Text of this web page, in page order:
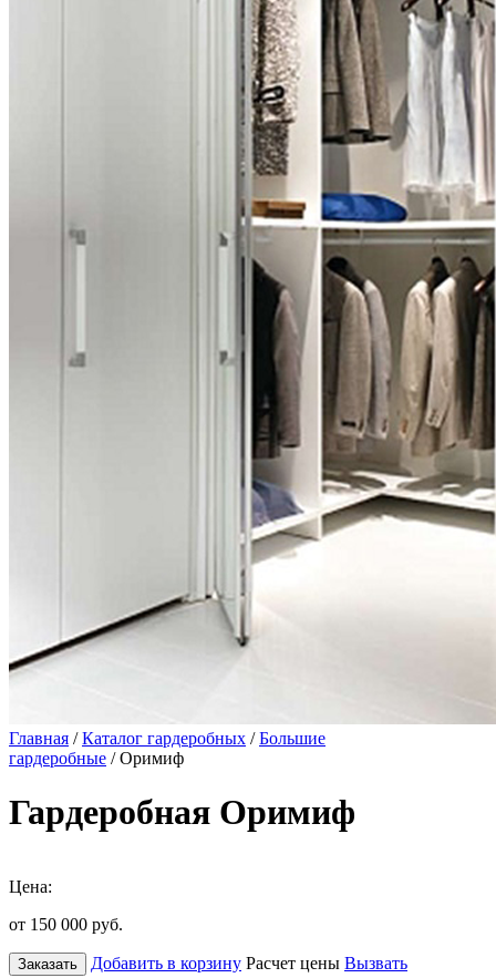
Главная /Каталог гардеробных /Большие
гардеробные / Оримиф
Гардеробная Оримиф
Цена:
от 150 000 руб.
Заказать Добавить в корзину Расчет цены Вызвать